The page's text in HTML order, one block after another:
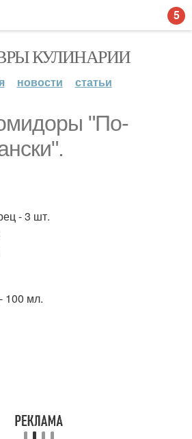
КУЛИНАРИИ
новости статьи
"По-
- 3 шт.
100 мл.
5